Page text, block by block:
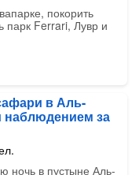
покорить
парк Ferrari, Лувр и
в Аль-
за
ночь в пустыне Аль-